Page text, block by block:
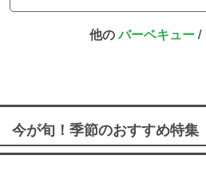
他のバーベキュー/
今が旬！季節のおすすめ特集